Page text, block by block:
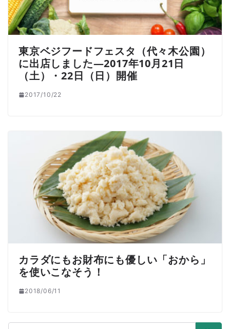
東京ベジフードフェスタ（代々木公園）
に出店しました―2017年10月21日
（土）・22日（日）開催
2017/10/22
カラダにもお財布にも優しい「おから」
を使いこなそう！
2018/06/11